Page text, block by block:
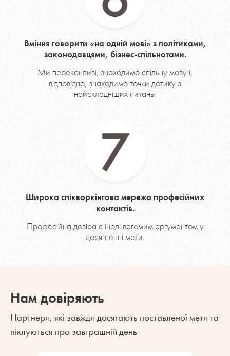
Вміння говорити «на одній мові» з політиками,
законодавцями, бізнес-спільнотами.
Ми переконливі, знаходимо спільну мову і,
відповідно, знаходимо точки дотику з
найскладніших питань.
Широка спікворкінгова мережа професійних
контактів.
Професійна довіра є іноді вагомим аргументом у
досягненні мети.
Нам довіряють
Партнери, які завжди досягають поставленої мети та
піклуються про завтрашній день